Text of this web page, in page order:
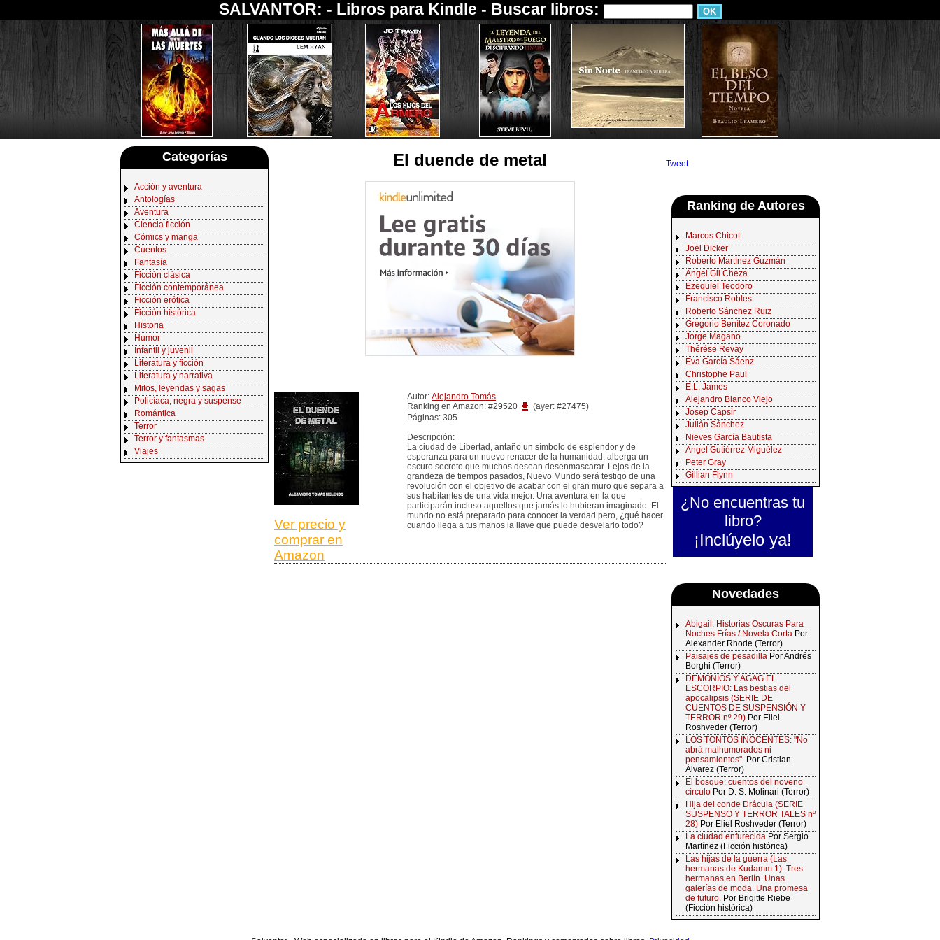
SALVANTOR: - Libros para Kindle - Buscar libros:
Categorías
Acción y aventura
Antologías
Aventura
Ciencia ficción
Cómics y manga
Cuentos
Fantasía
Ficción clásica
Ficción contemporánea
Ficción erótica
Ficción histórica
Historia
Humor
Infantil y juvenil
Literatura y ficción
Literatura y narrativa
Mitos, leyendas y sagas
Policíaca, negra y suspense
Romántica
Terror
Terror y fantasmas
Viajes
El duende de metal
Ver precio y
comprar en
Amazon
Autor: Alejandro Tomás
Ranking en Amazon: #29520
(ayer: #27475)
Páginas: 305
Descripción:
La ciudad de Libertad, antaño un símbolo de esplendor y de
esperanza para un nuevo renacer de la humanidad, alberga un
oscuro secreto que muchos desean desenmascarar. Lejos de la
grandeza de tiempos pasados, Nuevo Mundo será testigo de una
revolución con el objetivo de acabar con el gran muro que separa a
sus habitantes de una vida mejor. Una aventura en la que
participarán incluso aquellos que jamás lo hubieran imaginado. El
mundo no está preparado para conocer la verdad pero, ¿qué hacer
cuando llega a tus manos la llave que puede desvelarlo todo?
Tweet
Ranking de Autores
Marcos Chicot
Joël Dicker
Roberto Martínez Guzmán
Ángel Gil Cheza
Ezequiel Teodoro
Francisco Robles
Roberto Sánchez Ruiz
Gregorio Benítez Coronado
Jorge Magano
Thérése Revay
Eva García Sáenz
Christophe Paul
E.L. James
Alejandro Blanco Viejo
Josep Capsir
Julián Sánchez
Nieves García Bautista
Angel Gutiérrez Miguélez
Peter Gray
Gillian Flynn
¿No encuentras tu
libro?
¡Inclúyelo ya!
Novedades
Abigail: Historias Oscuras Para
Noches Frías / Novela Corta Por
Alexander Rhode (Terror)
Paisajes de pesadilla Por Andrés
Borghi (Terror)
DEMONIOS Y AGAG EL
ESCORPIO: Las bestias del
apocalipsis (SERIE DE
CUENTOS DE SUSPENSIÓN Y
TERROR nº 29) Por Eliel
Roshveder (Terror)
LOS TONTOS INOCENTES: "No
abrá malhumorados ni
pensamientos". Por Cristian
Álvarez (Terror)
El bosque: cuentos del noveno
círculo Por D. S. Molinari (Terror)
Hija del conde Drácula (SERIE
SUSPENSO Y TERROR TALES nº
28) Por Eliel Roshveder (Terror)
La ciudad enfurecida Por Sergio
Martínez (Ficción histórica)
Las hijas de la guerra (Las
hermanas de Kudamm 1): Tres
hermanas en Berlín. Unas
galerías de moda. Una promesa
de futuro. Por Brigitte Riebe
(Ficción histórica)